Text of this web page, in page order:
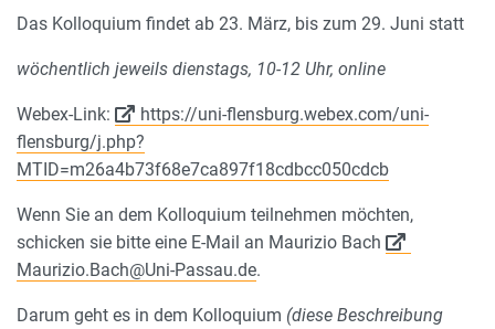
Das Kolloquium findet ab 23. März, bis zum 29. Juni statt
wöchentlich jeweils dienstags, 10-12 Uhr, online
Webex-Link:
https://uni-flensburg.webex.com/uni-
flensburg/j.php?
MTID=m26a4b73f68e7ca897f18cdbcc050cdcb
Wenn Sie an dem Kolloquium teilnehmen möchten,
schicken sie bitte eine E-Mail an Maurizio Bach
Maurizio.Bach@Uni-Passau.de.
Darum geht es in dem Kolloquium (diese Beschreibung